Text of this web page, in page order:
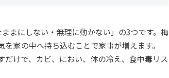
まにしない・無理に動かない」の3つです。梅
家の中へ持ち込むことで家事が増えます。
けで、カビ、におい、体の冷え、食中毒リス